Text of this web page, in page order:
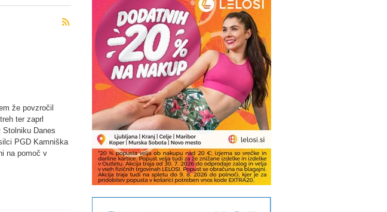
že povzročil
ter zaprl
Danes
PGD Kamniška
na pomoč v